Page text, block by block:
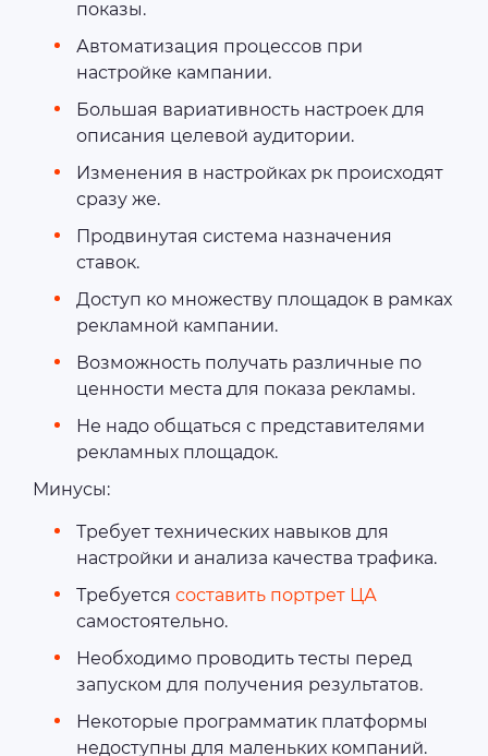
показы.
Автоматизация процессов при
настройке кампании.
Большая вариативность настроек для
описания целевой аудитории.
Изменения в настройках рк происходят
сразу же.
Продвинутая система назначения
ставок.
Доступ ко множеству площадок в рамках
рекламной кампании.
Возможность получать различные по
ценности места для показа рекламы.
Не надо общаться с представителями
рекламных площадок.
Минусы:
Требует технических навыков для
настройки и анализа качества трафика.
Требуется составить портрет ЦА
самостоятельно.
Необходимо проводить тесты перед
запуском для получения результатов.
Некоторые программатик платформы
недоступны для маленьких компаний.